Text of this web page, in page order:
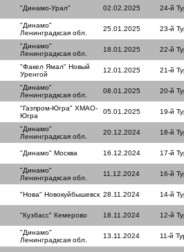
"Динамо-Урал" 02.02.2025 24-й
"Динамо"
Ленинградксая обл.
25.01.2025 23-й
"Динамо"
Ленинградксая обл.
18.01.2025 22-й
"Факел Ямал" Новый
Уренгой
12.01.2025 21-й
"Динамо"
Ленинградксая обл.
08.01.2025 20-й
"Газпром-Югра" ХМАО-
Югра
05.01.2025 19-й
"Динамо"
Ленинградксая обл.
20.12.2024 18-й
"Динамо" Москва 16.12.2024 17-й
"Динамо"
Ленинградксая обл.
11.12.2024 16-й
"Нова" Новокуйбышевск 28.11.2024 14-й
"Кузбасс" Кемерово 18.11.2024 12-й
"Динамо"
Ленинградксая обл.
13.11.2024 11-й